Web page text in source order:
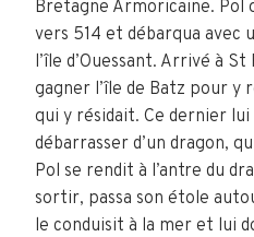
Bretagne Armoricaine. Pol
vers 514 et débarqua avec
l’île d’Ouessant. Arrivé à
gagner l’île de Batz pour
qui y résidait. Ce dernier lui
débarrasser d’un dragon,
Pol se rendit à l’antre du
sortir, passa son étole
le conduisit à la mer et lui